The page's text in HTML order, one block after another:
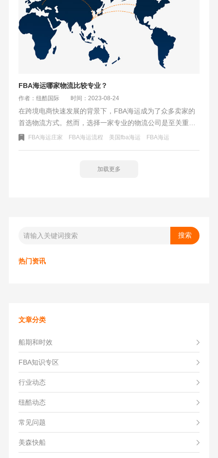
FBA海运哪家物流比较专业？
作者：纽酷国际 时间：2023-08-24
在跨境电商快速发展的背景下，FBA海运成为了众多卖家的
首选物流方式。然而，选择一家专业的物流公司是至关重要
的。纽酷国际作为一家备受好评的物流公司，凭借其专业的
库、报关、清关，还是船司订舱、提柜和卡车派送等环节，
FBA海运庄家 FBA海运流程 美国fba海运 ​FBA海运
加载更多
热门资讯
文章分类
船期和时效
FBA知识专区
行业动态
纽酷动态
常见问题
美森快船